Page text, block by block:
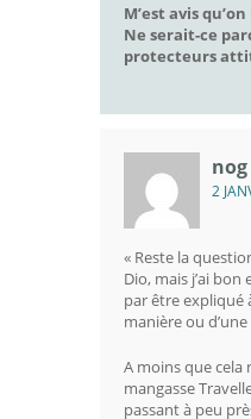
M’est avis
Ne serait-ce
protecteurs
nog
2
« Reste la
Dio, mais j’ai
par être expliqué
manière ou
A moins que cela
mangasse
passant à peu